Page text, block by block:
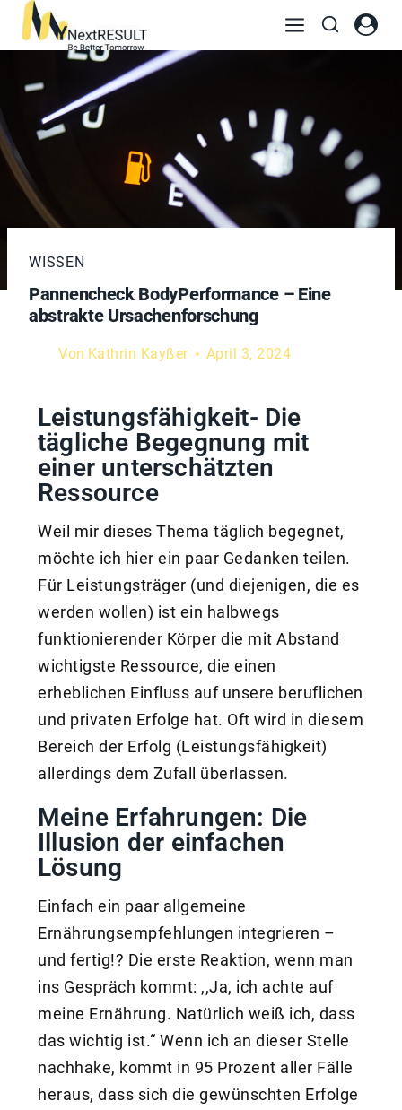
WISSEN
Pannencheck BodyPerformance – Eine
abstrakte Ursachenforschung
Von Kathrin Kayßer April 3, 2024
Leistungsfähigkeit- Die
tägliche Begegnung mit
einer unterschätzten
Ressource
Weil mir dieses Thema täglich begegnet,
möchte ich hier ein paar Gedanken teilen.
Für Leistungsträger (und diejenigen, die es
werden wollen) ist ein halbwegs
funktionierender Körper die mit Abstand
wichtigste Ressource, die einen
erheblichen Einfluss auf unsere beruflichen
und privaten Erfolge hat. Oft wird in diesem
Bereich der Erfolg (Leistungsfähigkeit)
allerdings dem Zufall überlassen.
Meine Erfahrungen: Die
Illusion der einfachen
Lösung
Einfach ein paar allgemeine
Ernährungsempfehlungen integrieren –
und fertig!? Die erste Reaktion, wenn man
ins Gespräch kommt: ,,Ja, ich achte auf
meine Ernährung. Natürlich weiß ich, dass
das wichtig ist.“ Wenn ich an dieser Stelle
nachhake, kommt in 95 Prozent aller Fälle
heraus, dass sich die gewünschten Erfolge